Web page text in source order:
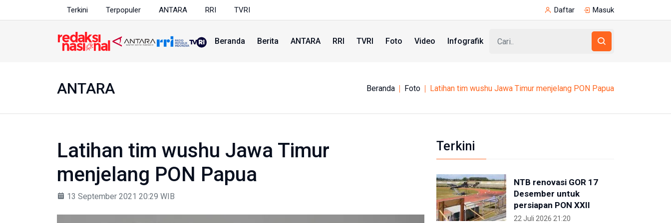
Terkini Terpopuler ANTARA RRI TVRI Daftar Masuk
Beranda Berita ANTARA RRI TVRI Foto Video Infografik
ANTARA Beranda Foto Latihan tim wushu Jawa Timur menjelang PON Papua
Latihan tim wushu Jawa Timur
menjelang PON Papua
13 September 2021 20:29 WIB
Terkini
NTB renovasi GOR 17
Desember untuk
persiapan PON XXII
22 Juli 2026 21:20